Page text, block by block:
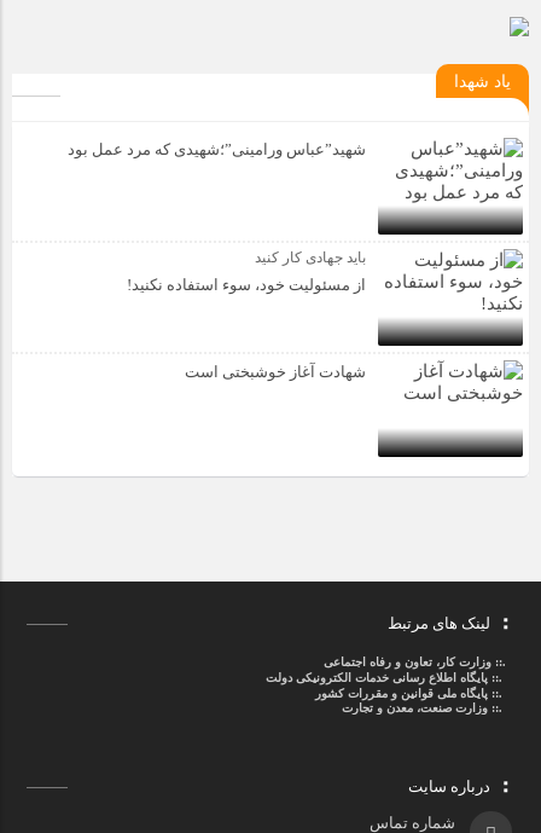
یاد شهدا
شهید”عباس ورامینی”؛شهیدی که مرد عمل بود
باید جهادی کار کنید
از مسئولیت خود، سوء استفاده نکنید!
شهادت آغاز خوشبختی است
لینک های مرتبط
.::وزارت کار، تعاون و رفاه اجتماعی
.::پایگاه اطلاع رسانی خدمات الکترونیکی دولت
.::پایگاه ملی قوانین و مقررات کشور
.:: وزارت صنعت، معدن و تجارت
درباره سایت
شماره تماس